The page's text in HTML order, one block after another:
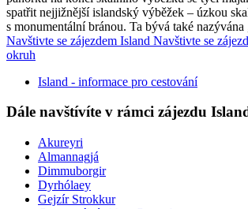
spatřit nejjižnější islandský výběžek – úzkou
s monumentální bránou. Ta bývá také nazývána
Navštivte se zájezdem Island Navštivte se
okruh
Island - informace pro cestování
Dále navštívíte v rámci zájezdu
Akureyri
Almannagjá
Dimmuborgir
Dyrhólaey
Gejzír Strokkur